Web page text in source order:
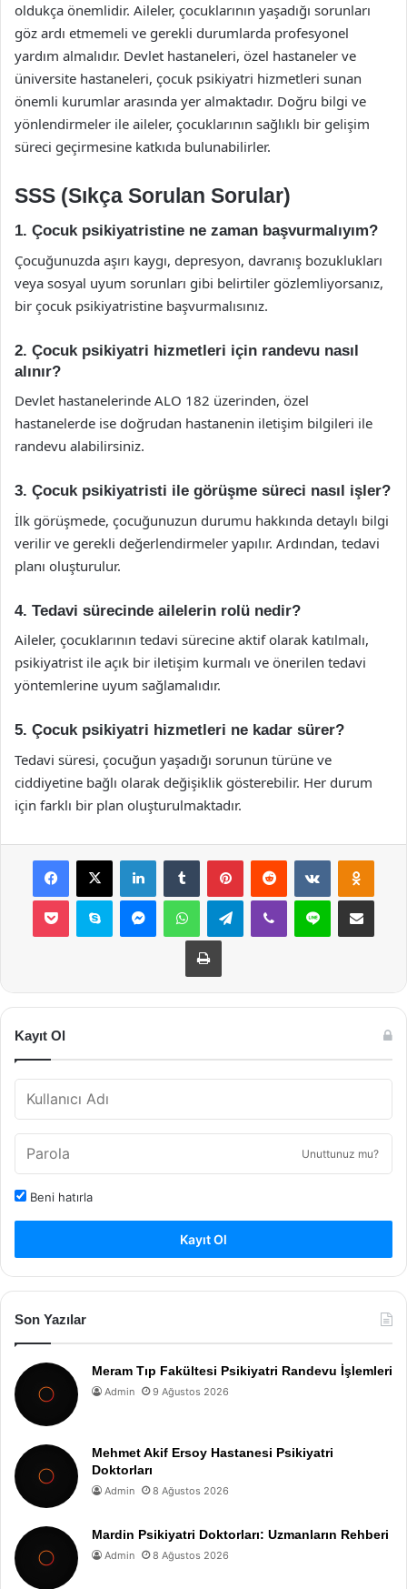
oldukça önemlidir. Aileler, çocuklarının yaşadığı sorunları
göz ardı etmemeli ve gerekli durumlarda profesyonel
yardım almalıdır. Devlet hastaneleri, özel hastaneler ve
üniversite hastaneleri, çocuk psikiyatri hizmetleri sunan
önemli kurumlar arasında yer almaktadır. Doğru bilgi ve
yönlendirmeler ile aileler, çocuklarının sağlıklı bir gelişim
süreci geçirmesine katkıda bulunabilirler.
SSS (Sıkça Sorulan Sorular)
1. Çocuk psikiyatristine ne zaman başvurmalıyım?
Çocuğunuzda aşırı kaygı, depresyon, davranış bozuklukları
veya sosyal uyum sorunları gibi belirtiler gözlemliyorsanız,
bir çocuk psikiyatristine başvurmalısınız.
2. Çocuk psikiyatri hizmetleri için randevu nasıl
alınır?
Devlet hastanelerinde ALO 182 üzerinden, özel
hastanelerde ise doğrudan hastanenin iletişim bilgileri ile
randevu alabilirsiniz.
3. Çocuk psikiyatristi ile görüşme süreci nasıl işler?
İlk görüşmede, çocuğunuzun durumu hakkında detaylı bilgi
verilir ve gerekli değerlendirmeler yapılır. Ardından, tedavi
planı oluşturulur.
4. Tedavi sürecinde ailelerin rolü nedir?
Aileler, çocuklarının tedavi sürecine aktif olarak katılmalı,
psikiyatrist ile açık bir iletişim kurmalı ve önerilen tedavi
yöntemlerine uyum sağlamalıdır.
5. Çocuk psikiyatri hizmetleri ne kadar sürer?
Tedavi süresi, çocuğun yaşadığı sorunun türüne ve
ciddiyetine bağlı olarak değişiklik gösterebilir. Her durum
için farklı bir plan oluşturulmaktadır.
Facebook
X LinkedInTumblr PinterestReddit VKontakte
Pocket Skype MessengerWhatsAppTelegramViber Line E-Posta ile
Yazdır
Kayıt Ol
Unuttunuz mu?
Beni hatırla
Kayıt Ol
Son Yazılar
Meram Tıp Fakültesi Psikiyatri Randevu İşlemleri
Admin 9 Ağustos 2026
Mehmet Akif Ersoy Hastanesi Psikiyatri
Doktorları
Admin 8 Ağustos 2026
Mardin Psikiyatri Doktorları: Uzmanların Rehberi
Admin 8 Ağustos 2026